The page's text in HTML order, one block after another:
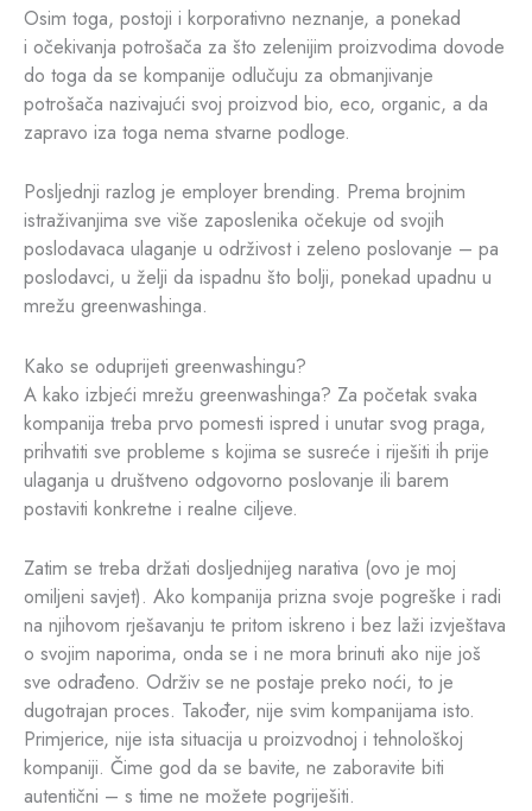
Osim toga, postoji i korporativno neznanje, a ponekad
i očekivanja potrošača za što zelenijim proizvodima dovode
do toga da se kompanije odlučuju za obmanjivanje
potrošača nazivajući svoj proizvod bio, eco, organic, a da
zapravo iza toga nema stvarne podloge.
Posljednji razlog je employer brending. Prema brojnim
istraživanjima sve više zaposlenika očekuje od svojih
poslodavaca ulaganje u održivost i zeleno poslovanje – pa
poslodavci, u želji da ispadnu što bolji, ponekad upadnu u
mrežu greenwashinga.
Kako se oduprijeti greenwashingu?
A kako izbjeći mrežu greenwashinga? Za početak svaka
kompanija treba prvo pomesti ispred i unutar svog praga,
prihvatiti sve probleme s kojima se susreće i riješiti ih prije
ulaganja u društveno odgovorno poslovanje ili barem
postaviti konkretne i realne ciljeve.
Zatim se treba držati dosljednijeg narativa (ovo je moj
omiljeni savjet). Ako kompanija prizna svoje pogreške i radi
na njihovom rješavanju te pritom iskreno i bez laži izvještava
o svojim naporima, onda se i ne mora brinuti ako nije još
sve odrađeno. Održiv se ne postaje preko noći, to je
dugotrajan proces. Također, nije svim kompanijama isto.
Primjerice, nije ista situacija u proizvodnoj i tehnološkoj
kompaniji. Čime god da se bavite, ne zaboravite biti
autentični – s time ne možete pogriješiti.